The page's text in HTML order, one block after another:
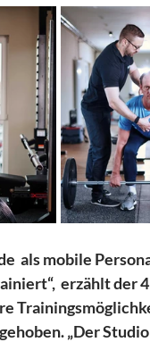
als mobile
erzählt
„Der